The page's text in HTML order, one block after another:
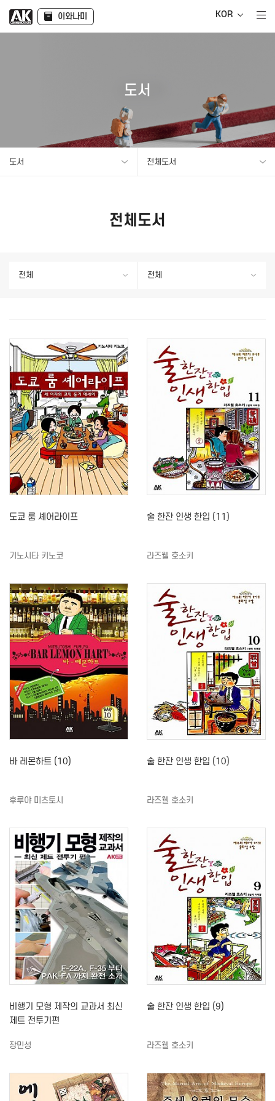
이와나미 KOR
도서
도서 전체도서
전체도서
전체 전체
도쿄 룸 셰어라이프
기노시타 키노코
술 한잔 인생 한입 (11)
라즈웰 호소키
바 레몬하트 (10)
후루야 미츠토시
술 한잔 인생 한입 (10)
라즈웰 호소키
비행기 모형 제작의 교과서 최신
제트 전투기편
장민성
술 한잔 인생 한입 (9)
라즈웰 호소키